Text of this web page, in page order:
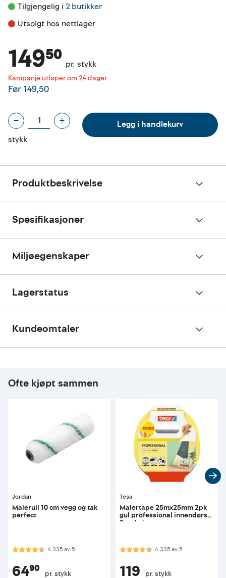
Tilgjengelig i 2 butikker
Utsolgt hos nettlager
Kampanje utløper om 24 dager
149⁵⁰ pr. stykk
Før149,50
stykk
Legg i handlekurv
Produktbeskrivelse
Spesifikasjoner
Miljøegenskaper
Lagerstatus
Kundeomtaler
Ofte kjøpt sammen
Jordan
Malerull 10 cm vegg og tak
perfect
Karakter:4.3 av 5 mulige
4.335av5
64⁹⁰ pr. stykk
Tesa
Malertape 25mx25mm 2pk
gul professional innendørs
2-pakning
Karakter:4.3 av 5 mulige
4.335av5
119 pr. stykk